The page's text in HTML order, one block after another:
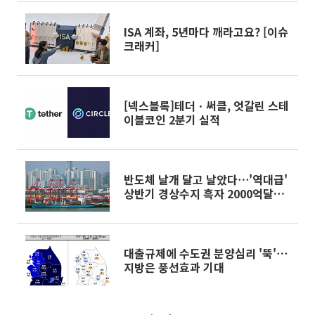
ISA 계좌, 5년마다 깨라고요? [이슈
크래커]
[넥스블록]테더ㆍ써클, 엇갈린 스테
이블코인 2분기 실적
반도체 날개 달고 날았다⋯'역대급'
상반기 경상수지 흑자 2000억달러
대출규제에 수도권 분양심리 '뚝'⋯
지방은 풍선효과 기대